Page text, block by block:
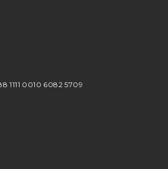
1111 0010 6082 5709